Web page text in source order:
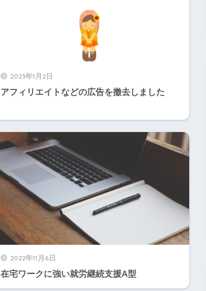
2023年1月2日
アフィリエイトなどの広告を撤去しました
2022年11月6日
在宅ワークに強い就労継続支援A型